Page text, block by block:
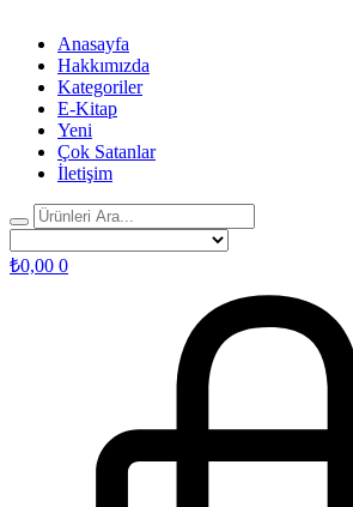
Anasayfa
Hakkımızda
Kategoriler
E-Kitap
Yeni
Çok Satanlar
İletişim
₺0,00 0